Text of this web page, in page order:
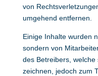
von
umgehend entfernen.
Einige Inhalte wurden
sondern von
des Betreibers,
zeichnen, jedoch zum